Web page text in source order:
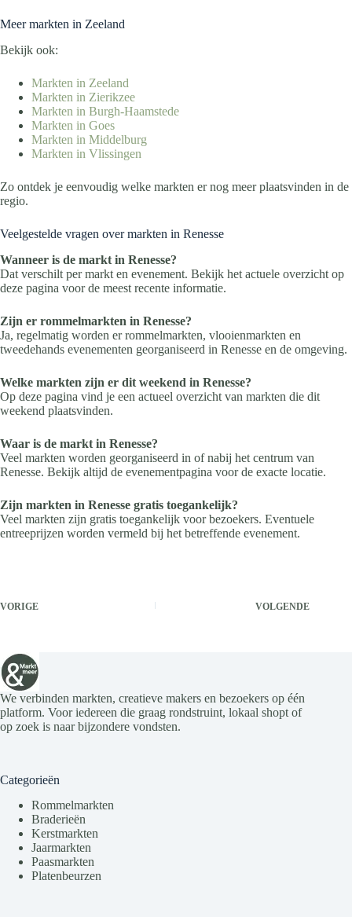
Meer markten in Zeeland
Bekijk ook:
Markten in Zeeland
Markten in Zierikzee
Markten in Burgh-Haamstede
Markten in Goes
Markten in Middelburg
Markten in Vlissingen
Zo ontdek je eenvoudig welke markten er nog meer plaatsvinden in de
regio.
Veelgestelde vragen over markten in Renesse
Wanneer is de markt in Renesse?
Dat verschilt per markt en evenement. Bekijk het actuele overzicht op
deze pagina voor de meest recente informatie.
Zijn er rommelmarkten in Renesse?
Ja, regelmatig worden er rommelmarkten, vlooienmarkten en
tweedehands evenementen georganiseerd in Renesse en de omgeving.
Welke markten zijn er dit weekend in Renesse?
Op deze pagina vind je een actueel overzicht van markten die dit
weekend plaatsvinden.
Waar is de markt in Renesse?
Veel markten worden georganiseerd in of nabij het centrum van
Renesse. Bekijk altijd de evenementpagina voor de exacte locatie.
Zijn markten in Renesse gratis toegankelijk?
Veel markten zijn gratis toegankelijk voor bezoekers. Eventuele
entreeprijzen worden vermeld bij het betreffende evenement.
VORIGE VOLGENDE
We verbinden markten, creatieve makers en bezoekers op één
platform. Voor iedereen die graag rondstruint, lokaal shopt of
op zoek is naar bijzondere vondsten.
Categorieën
Rommelmarkten
Braderieën
Kerstmarkten
Jaarmarkten
Paasmarkten
Platenbeurzen